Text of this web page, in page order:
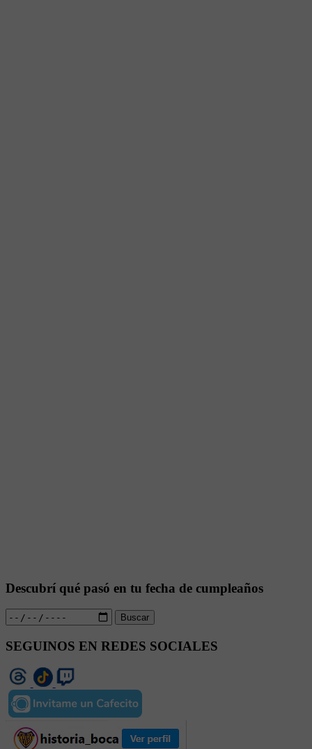
Descubrí qué pasó en tu fecha de cumpleaños
Buscar
SEGUINOS EN REDES SOCIALES